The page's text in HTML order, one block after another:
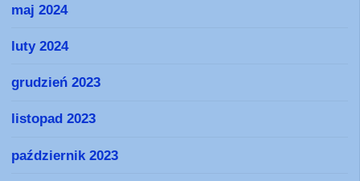
maj 2024
luty 2024
grudzień 2023
listopad 2023
październik 2023